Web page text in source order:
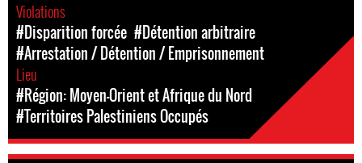
Violations
#Disparition forcée #Détention arbitraire
#Arrestation / Détention / Emprisonnement
Lieu
#Région: Moyen-Orient et Afrique du Nord
#Territoires Palestiniens Occupés